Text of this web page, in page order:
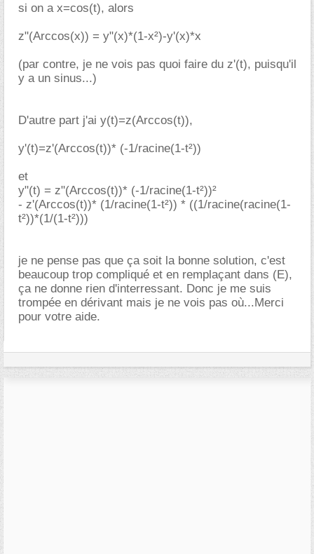
si on a x=cos(t), alors
z"(Arccos(x)) = y"(x)*(1-x²)-y'(x)*x
(par contre, je ne vois pas quoi faire du z'(t), puisqu'il
y a un sinus...)
D'autre part j'ai y(t)=z(Arccos(t)),
y'(t)=z'(Arccos(t))* (-1/racine(1-t²))
et
y"(t) = z"(Arccos(t))* (-1/racine(1-t²))²
- z'(Arccos(t))* (1/racine(1-t²)) * ((1/racine(racine(1-
t²))*(1/(1-t²)))
je ne pense pas que ça soit la bonne solution, c'est
beaucoup trop compliqué et en remplaçant dans (E),
ça ne donne rien d'interressant. Donc je me suis
trompée en dérivant mais je ne vois pas où...Merci
pour votre aide.